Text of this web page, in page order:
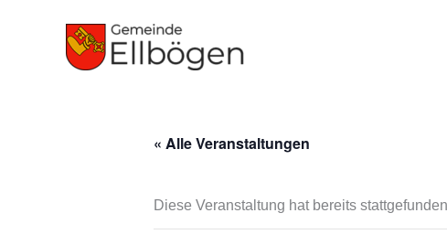
« Alle Veranstaltungen
Diese Veranstaltung hat bereits